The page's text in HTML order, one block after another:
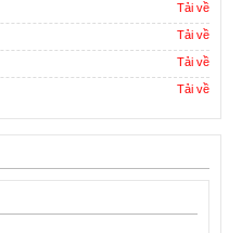
Tải về
Tải về
Tải về
Tải về